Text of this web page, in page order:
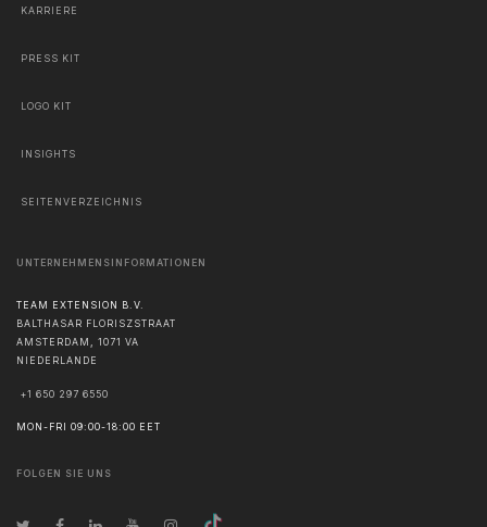
KARRIERE
PRESS KIT
LOGO KIT
INSIGHTS
SEITENVERZEICHNIS
UNTERNEHMENSINFORMATIONEN
TEAM EXTENSION B.V.
BALTHASAR FLORISZSTRAAT
AMSTERDAM , 1071 VA
NIEDERLANDE
+1 650 297 6550
MON-FRI 09:00-18:00 EET
FOLGEN SIE UNS